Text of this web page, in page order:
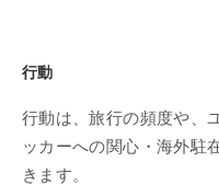
行動
行動は、旅行の頻度や、
ッカーへの関心・海外駐
きます。